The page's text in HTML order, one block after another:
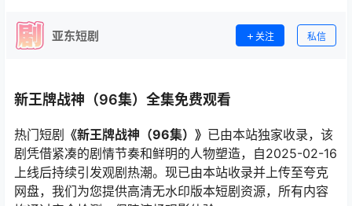
亚东短剧 关注 私信
新王牌战神（96集）全集免费观看
热门短剧 《新王牌战神（96集）》 已由本站独家收录，该
剧凭借紧凑的剧情节奏和鲜明的人物塑造，自2025-02-16
上线后持续引发观剧热潮。现已由本站收录并上传至夸克
网盘，我们为您提供高清无水印版本短剧资源，所有内容